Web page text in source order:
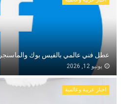
عطل فني عالمي بالفيس بوك والماسنجر
يونيو 12, 2026
اخبار عربية وعالمية